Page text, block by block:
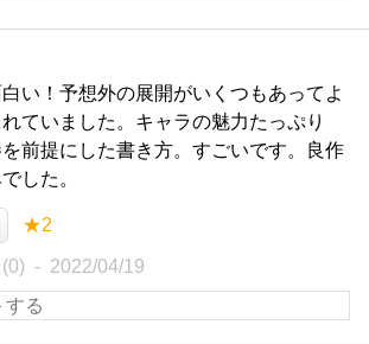
い！予想外の展開がいくつもあってよ
れていました。キャラの魅力たっぷり
前提にした書き方。すごいです。良作
した。
★2
2022/04/19